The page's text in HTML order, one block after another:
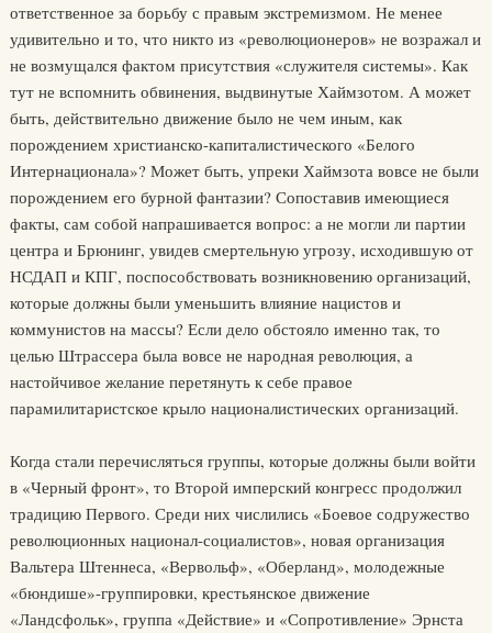
ответственное за борьбу с правым экстремизмом. Не менее
удивительно и то, что никто из «революционеров» не возражал и
не возмущался фактом присутствия «служителя системы». Как
тут не вспомнить обвинения, выдвинутые Хаймзотом. А может
быть, действительно движение было не чем иным, как
порождением христианско-капиталистического «Белого
Интернационала»? Может быть, упреки Хаймзота вовсе не были
порождением его бурной фантазии? Сопоставив имеющиеся
факты, сам собой напрашивается вопрос: а не могли ли партии
центра и Брюнинг, увидев смертельную угрозу, исходившую от
НСДАП и КПГ, поспособствовать возникновению организаций,
которые должны были уменьшить влияние нацистов и
коммунистов на массы? Если дело обстояло именно так, то
целью Штрассера была вовсе не народная революция, а
настойчивое желание перетянуть к себе правое
парамилитаристское крыло националистических организаций.
Когда стали перечисляться группы, которые должны были войти
в «Черный фронт», то Второй имперский конгресс продолжил
традицию Первого. Среди них числились «Боевое содружество
революционных национал-социалистов», новая организация
Вальтера Штеннеса, «Вервольф», «Оберланд», молодежные
«бюндише»-группировки, крестьянское движение
«Ландсфольк», группа «Действие» и «Сопротивление» Эрнста